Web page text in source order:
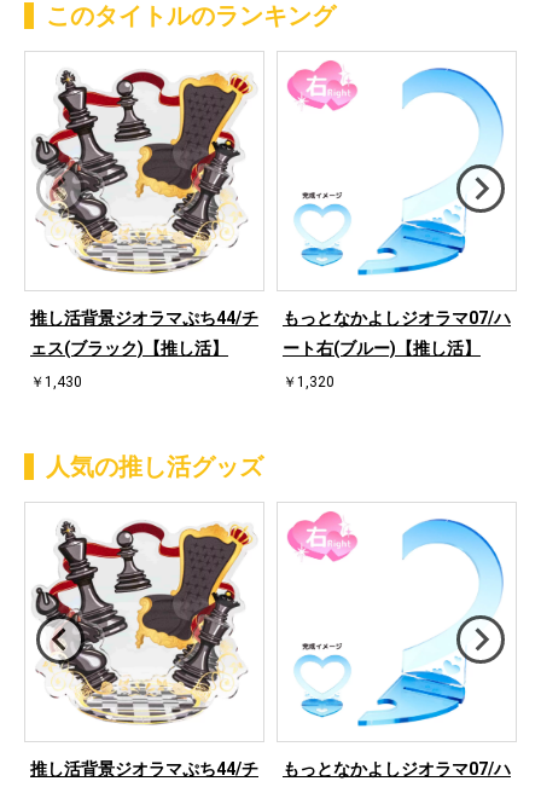
このタイトルのランキング
推し活背景ジオラマぷち44/チ
ェス(ブラック)【推し活】
￥1,430
もっとなかよしジオラマ07/ハ
ート右(ブルー)【推し活】
￥1,320
人気の推し活グッズ
推し活背景ジオラマぷち44/チ
もっとなかよしジオラマ07/ハ